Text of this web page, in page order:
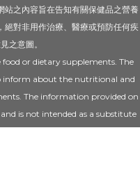
之內容旨在告知有關保健品之營養
絕對非用作治療、醫療或預防任何疾
之意圖。
or dietary supplements. The
inform about the nutritional and
The information provided on
is not intended as a substitute
professional.